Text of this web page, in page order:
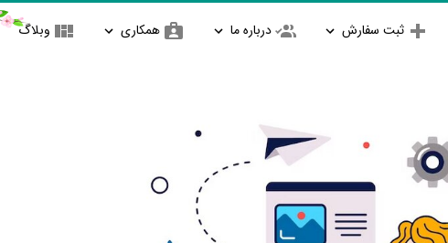
ثبت سفارش درباره ما همکاری وبلاگ